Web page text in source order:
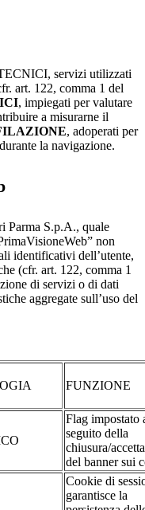
servizi utilizzati
art. 122, comma 1 del
, impiegati per valutare
a misurarne il
, adoperati per
la navigazione.
Parma S.p.A., quale
non
identificativi dell’utente,
(cfr. art. 122, comma 1
di servizi o di dati
aggregate sull’uso del
FUNZIONE
Flag impostato
seguito della
chiusura/
del banner sui
Cookie di
garantisce la